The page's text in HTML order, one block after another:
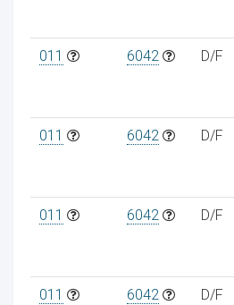
011 6042 D/F
011 6042 D/F
011 6042 D/F
011 6042 D/F